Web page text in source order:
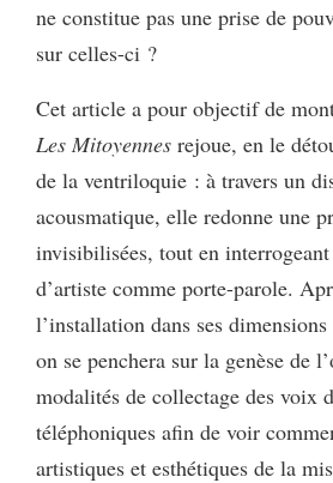
ne constitue pas une prise de
sur celles-ci ?
Cet article a pour objectif de
Les Mitoyennes rejoue, en le
de la ventriloquie : à travers un
acousmatique, elle redonne une
invisibilisées, tout en
d’artiste comme porte-parole.
l’installation dans ses
on se penchera sur la genèse de
modalités de collectage des voix
téléphoniques afin de voir
artistiques et esthétiques de la